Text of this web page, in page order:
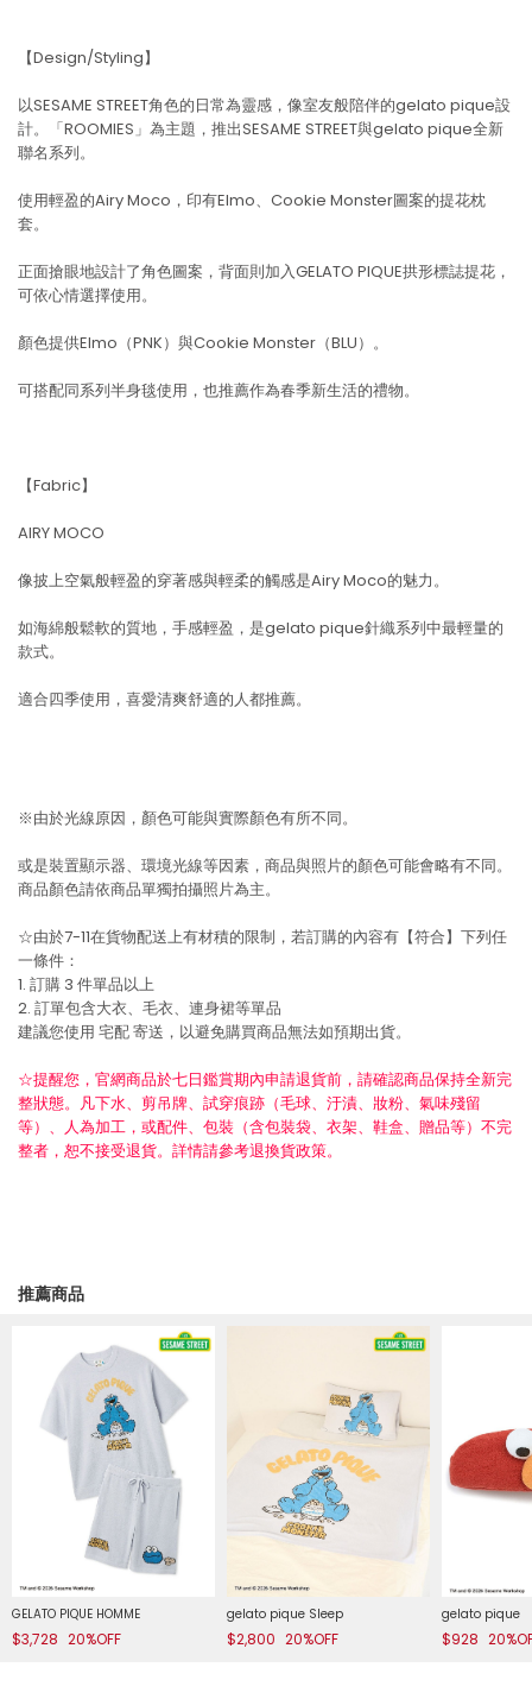
【Design/Styling】
以SESAME STREET角色的日常為靈感，像室友般陪伴的gelato pique設
計。「ROOMIES」為主題，推出SESAME STREET與gelato pique全新
聯名系列。
使用輕盈的Airy Moco，印有Elmo、Cookie Monster圖案的提花枕
套。
正面搶眼地設計了角色圖案，背面則加入GELATO PIQUE拱形標誌提花，
可依心情選擇使用。
顏色提供Elmo（PNK）與Cookie Monster（BLU）。
可搭配同系列半身毯使用，也推薦作為春季新生活的禮物。
【Fabric】
AIRY MOCO
像披上空氣般輕盈的穿著感與輕柔的觸感是Airy Moco的魅力。
如海綿般鬆軟的質地，手感輕盈，是gelato pique針織系列中最輕量的
款式。
適合四季使用，喜愛清爽舒適的人都推薦。
※由於光線原因，顏色可能與實際顏色有所不同。
或是裝置顯示器、環境光線等因素，商品與照片的顏色可能會略有不同。
商品顏色請依商品單獨拍攝照片為主。
☆由於7-11在貨物配送上有材積的限制，若訂購的內容有【符合】下列任
一條件：
1. 訂購 3 件單品以上
2. 訂單包含大衣、毛衣、連身裙等單品
建議您使用 宅配寄送，以避免購買商品無法如預期出貨。
☆提醒您，官網商品於七日鑑賞期內申請退貨前，請確認商品保持全新完
整狀態。凡下水、剪吊牌、試穿痕跡（毛球、汙漬、妝粉、氣味殘留
等）、人為加工，或配件、包裝（含包裝袋、衣架、鞋盒、贈品等）不完
整者，恕不接受退貨。詳情請參考退換貨政策。
推薦商品
GELATO PIQUE HOMME
$3,728 20%OFF
gelato pique Sleep
$2,800 20%OFF
gelato pique
$928